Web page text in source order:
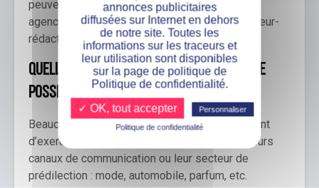
peuvent se montrer plus généreuses que les
agences niveau salaire pour retenir un concepteur-
rédacteur aguerri.
Quelles sont les évolutions de carrière
possibles ?
Beaucoup de concepteurs-rédacteurs continuent
d’exercer ce métier en se spécialisant dans leurs
canaux de communication ou leur secteur de
prédilection : mode, automobile, parfum, etc.
annonces publicitaires
diffusées sur Internet en dehors
de notre site. Toutes les
informations sur les traceurs et
leur utilisation sont disponibles
sur la page de politique de
Politique de confidentialité.
✓ OK, tout accepter
Personnaliser
Politique de confidentialité